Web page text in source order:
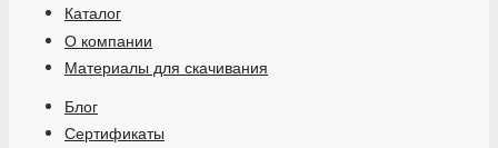
Каталог
О компании
Материалы для скачивания
Блог
Сертификаты